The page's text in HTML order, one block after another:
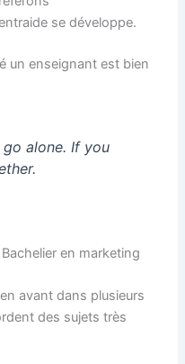
se développe.
un enseignant est bien
alone. If you
en marketing
avant dans plusieurs
des sujets très